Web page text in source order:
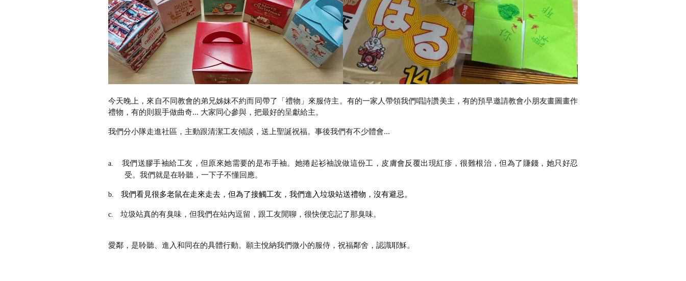
今天晚上，來自不同教會的弟兄姊妹不約而同帶了「禮物」來服侍主。有的一家人帶領我們唱詩讚美主，有的預早邀請教會小朋友畫圖畫作
禮物，有的則親手做曲奇... 大家同心參與，把最好的呈獻給主。
我們分小隊走進社區，主動跟清潔工友傾談，送上聖誕祝福。事後我們有不少體會...
a.
我們送膠手袖給工友，但原來她需要的是布手袖。她捲起衫袖說做這份工，皮膚會反覆出現紅疹，很難根治，但為了賺錢，她只好忍
受。我們就是在聆聽，一下子不懂回應。
b. 我們看見很多老鼠在走來走去，但為了接觸工友，我們進入垃圾站送禮物，沒有避忌。
c. 垃圾站真的有臭味，但我們在站內逗留，跟工友閒聊，很快便忘記了那臭味。
愛鄰，是聆聽、進入和同在的具體行動。願主悅納我們微小的服侍，祝福鄰舍，認識耶穌。